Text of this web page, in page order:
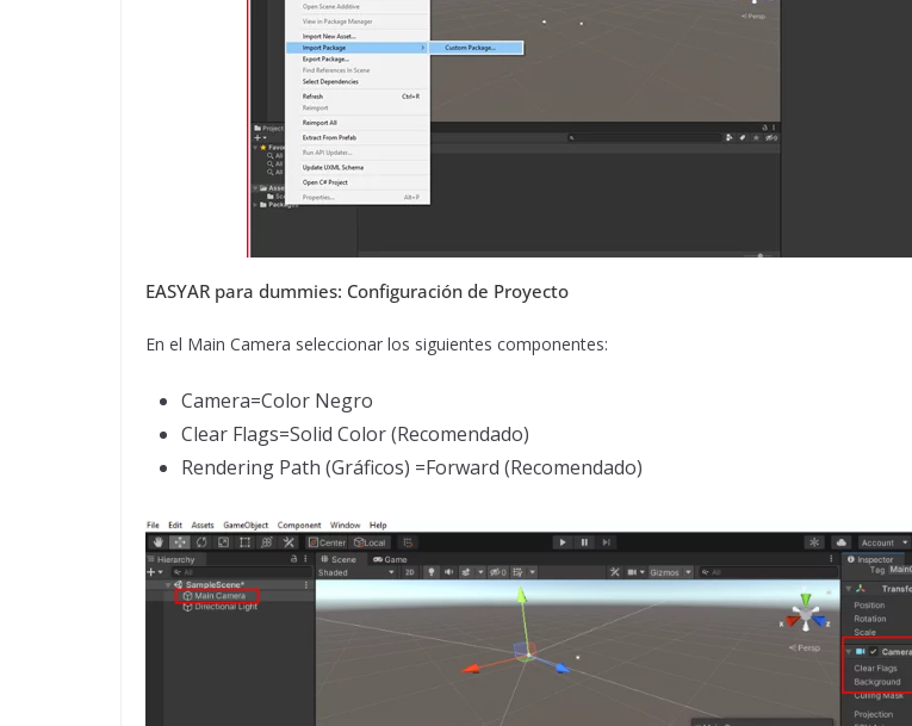
EASYAR para dummies: Configuración de Proyecto
En el Main Camera seleccionar los siguientes componentes:
Camera=Color Negro
Clear Flags=Solid Color (Recomendado)
Rendering Path (Gráficos) =Forward (Recomendado)